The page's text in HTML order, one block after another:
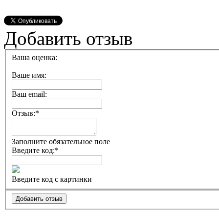
Добавить отзыв
Ваша оценка:
Ваше имя:
Ваш email:
Отзыв:*
Заполните обязательное поле
Введите код:*
Введите код с картинки